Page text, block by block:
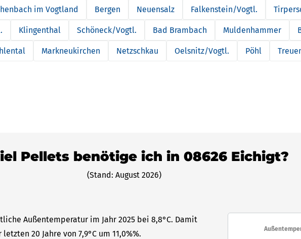
im Vogtland Bergen Neuensalz Falkenstein/Vogtl.
Klingenthal Schöneck/Vogtl. Bad Brambach Muldenhammer
Markneukirchen Netzschkau Oelsnitz/Vogtl. Pöhl
Pellets benötige ich in 08626 Eichigt?
(Stand: August 2026)
Außentemperatur im Jahr 2025 bei 8,8°C. Damit
20 Jahre von 7,9°C um 11,0%%.